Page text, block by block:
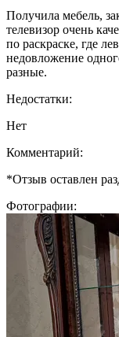
Получила мебель,
телевизор очень
по раскраске, где
недовложение
разные.
Недостатки:
Нет
Комментарий:
*Отзыв оставлен
Фотографии: